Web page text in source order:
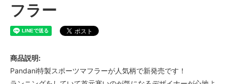
フラー
商品説明:
Pandani特製スポーツマフラーが人気柄で新発売です！